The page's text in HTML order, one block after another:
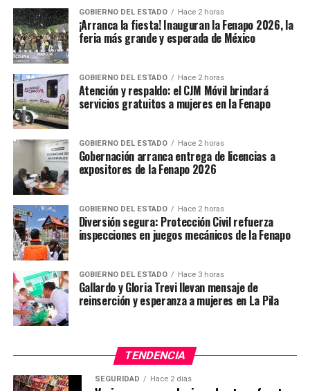
A las 21:00 horas inicia la clase de yoga “Conexión” con
Areli Hernández Lozano en la Sala de las Musas. A las
22:00 horas, el taller “Botellitas de abundancia” con
Lynette Evelyn y Sherlly Loera Palomo en la misma sala,
y finaliza con el taller esotérico “Entrelazando destinos”
con María Velia Martínez Turiján en el Patio del
Desconocido.
Las personas interesadas pueden registrarse enviando
un correo a dif@eonoracarringtonmuseo.com. Para más
información, consultar las redes sociales del MLC y
CEART SLP o acudir en persona al edificio en
Calzada de Guadalupe.
TEMAS RELACIONADOS GOBIERNO DE SLP
Fin de semana cultural y mágico en San Luis Potosí
NO TE PIERDAS
Agradecen emprendedores a Gobierno Estatal por
financiamientos
GOBIERNO DEL ESTADO Hace 2 horas
¡Arranca la fiesta! Inauguran la Fenapo 2026, la
feria más grande y esperada de México
GOBIERNO DEL ESTADO Hace 2 horas
Atención y respaldo: el CJM Móvil brindará
servicios gratuitos a mujeres en la Fenapo
GOBIERNO DEL ESTADO Hace 2 horas
Gobernación arranca entrega de licencias a
expositores de la Fenapo 2026
GOBIERNO DEL ESTADO Hace 2 horas
Diversión segura: Protección Civil refuerza
inspecciones en juegos mecánicos de la Fenapo
GOBIERNO DEL ESTADO Hace 3 horas
Gallardo y Gloria Trevi llevan mensaje de
reinserción y esperanza a mujeres en La Pila
TENDENCIA
SEGURIDAD Hace 2 días